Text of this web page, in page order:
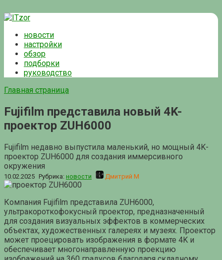
Перейти
контентуновости
настройки
обзор
подборки
руководство
Главная страница
Fujifilm представила новый 4K-
проектор ZUH6000
Fujifilm недавно выпустила маленький, но мощный 4K-
проектор ZUH6000 для создания иммерсивного
окружения
10.02.2025 Рубрика: новости Дмитрий М
Компания Fujifilm представила ZUH6000,
ультракороткофокусный проектор, предназначенный
для создания визуальных эффектов в коммерческих
объектах, художественных галереях и музеях. Проектор
может проецировать изображения в формате 4K и
обеспечивает многонаправленную проекцию